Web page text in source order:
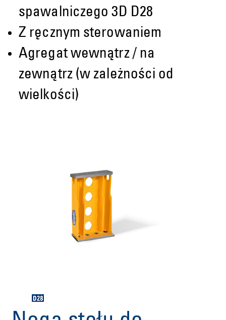
spawalniczego 3D D28
Z ręcznym sterowaniem
Agregat wewnątrz / na
zewnątrz (w zależności od
wielkości)